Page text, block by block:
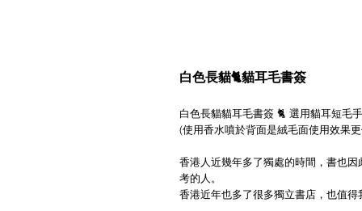
白色長貓🐈貓耳毛書簽
白色長貓貓耳毛書簽 🐈 選用貓耳短毛
(使用香水噴於背面是絨毛面使用效果
香港人近幾年多了獨處的時間，書也
考的人。
香港近年也多了很多獨立書店，也值得